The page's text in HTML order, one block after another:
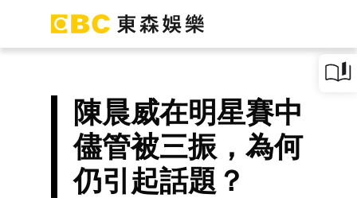
陳晨威在明星賽中
儘管被三振，為何
仍引起話題？